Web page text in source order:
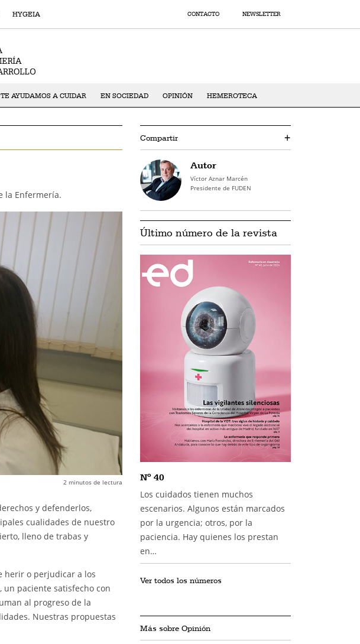
HYGEIA CONTACTO NEWSLETTER
TE AYUDAMOS A CUIDAR EN SOCIEDAD OPINIÓN HEMEROTECA
la Enfermería.
2 minutos de lectura
y defenderlos,
cualidades de nuestro
lleno de trabas y
herir o perjudicar a los
paciente satisfecho con
al progreso de la
Nuestras propuestas
Compartir +
Autor
Víctor Aznar Marcén
Presidente de FUDEN
Último número de la revista
Nº 40
Los cuidados tienen muchos
escenarios. Algunos están marcados
por la urgencia; otros, por la
paciencia. Hay quienes los prestan
en…
Ver todos los números
Más sobre Opinión